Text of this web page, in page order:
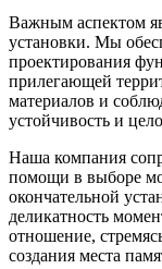
Важным аспектом
установки. Мы
проектирования
прилегающей
материалов и
устойчивость и
Наша компания
помощи в выборе
окончательной
деликатность
отношение,
создания места